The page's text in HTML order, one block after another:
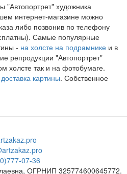
"Автопортрет" художника
интернет-магазине можно
либо позвонив по телефону
Самые популярные
- на холсте на подрамнике и в
репродукции "Автопортрет"
холсте так и на фотобумаге.
доставка картины. Собственное
07-36
ОГРНИП 325774600645772.